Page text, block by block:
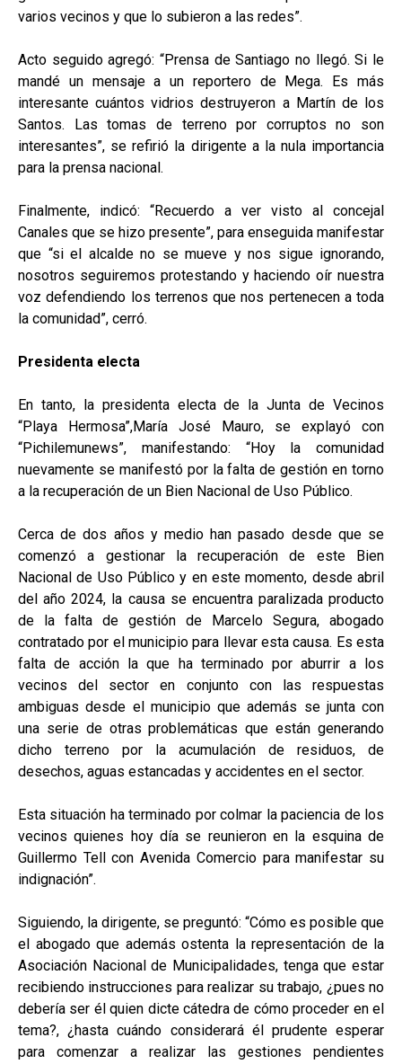
varios vecinos y que lo subieron a las redes”.
Acto seguido agregó: “Prensa de Santiago no llegó. Si le
mandé un mensaje a un reportero de Mega. Es más
interesante cuántos vidrios destruyeron a Martín de los
Santos. Las tomas de terreno por corruptos no son
interesantes”, se refirió la dirigente a la nula importancia
para la prensa nacional.
Finalmente, indicó: “Recuerdo a ver visto al concejal
Canales que se hizo presente”, para enseguida manifestar
que “si el alcalde no se mueve y nos sigue ignorando,
nosotros seguiremos protestando y haciendo oír nuestra
voz defendiendo los terrenos que nos pertenecen a toda
la comunidad”, cerró.
Presidenta electa
En tanto, la presidenta electa de la Junta de Vecinos
“Playa Hermosa”,María José Mauro, se explayó con
“Pichilemunews”, manifestando: “Hoy la comunidad
nuevamente se manifestó por la falta de gestión en torno
a la recuperación de un Bien Nacional de Uso Público.
Cerca de dos años y medio han pasado desde que se
comenzó a gestionar la recuperación de este Bien
Nacional de Uso Público y en este momento, desde abril
del año 2024, la causa se encuentra paralizada producto
de la falta de gestión de Marcelo Segura, abogado
contratado por el municipio para llevar esta causa. Es esta
falta de acción la que ha terminado por aburrir a los
vecinos del sector en conjunto con las respuestas
ambiguas desde el municipio que además se junta con
una serie de otras problemáticas que están generando
dicho terreno por la acumulación de residuos, de
desechos, aguas estancadas y accidentes en el sector.
Esta situación ha terminado por colmar la paciencia de los
vecinos quienes hoy día se reunieron en la esquina de
Guillermo Tell con Avenida Comercio para manifestar su
indignación”.
Siguiendo, la dirigente, se preguntó: “Cómo es posible que
el abogado que además ostenta la representación de la
Asociación Nacional de Municipalidades, tenga que estar
recibiendo instrucciones para realizar su trabajo, ¿pues no
debería ser él quien dicte cátedra de cómo proceder en el
tema?, ¿hasta cuándo considerará él prudente esperar
para comenzar a realizar las gestiones pendientes